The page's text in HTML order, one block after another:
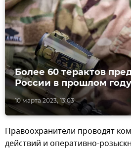
10 марта 2023, 13:03
Более 60 терактов
России в прошлом году
Правоохранители проводят
действий и оперативно-